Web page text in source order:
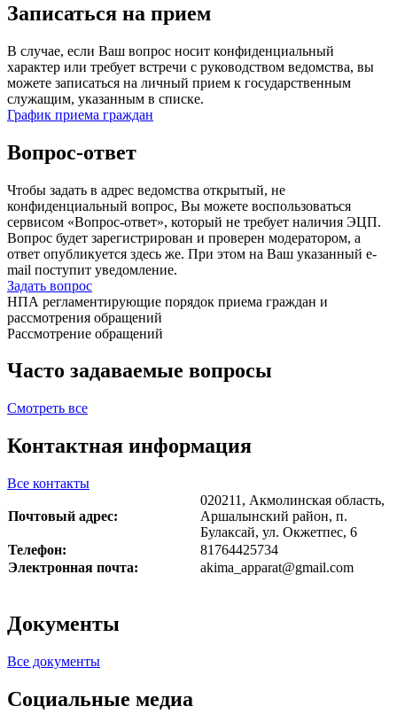
Записаться на прием
В случае, если Ваш вопрос носит конфиденциальный
характер или требует встречи с руководством ведомства, вы
можете записаться на личный прием к государственным
служащим, указанным в списке.
График приема граждан
Вопрос-ответ
Чтобы задать в адрес ведомства открытый, не
конфиденциальный вопрос, Вы можете воспользоваться
сервисом «Вопрос-ответ», который не требует наличия ЭЦП.
Вопрос будет зарегистрирован и проверен модератором, а
ответ опубликуется здесь же. При этом на Ваш указанный e-
mail поступит уведомление.
Задать вопрос
НПА регламентирующие порядок приема граждан и
рассмотрения обращений
Рассмотрение обращений
Часто задаваемые вопросы
Смотреть все
Контактная информация
Все контакты
Почтовый адрес:
020211, Акмолинская область,
Аршалынский район, п.
Булаксай, ул. Окжетпес, 6
Телефон:
81764425734
Электронная почта:
akima_apparat@gmail.com
Документы
Все документы
Социальные медиа